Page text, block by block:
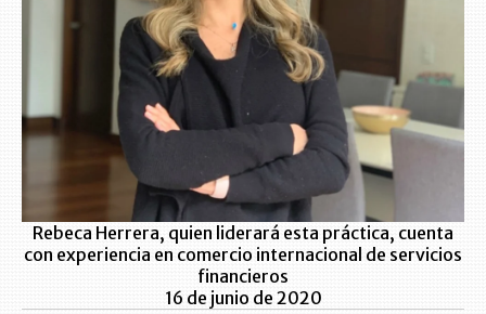
Rebeca Herrera, quien liderará esta práctica, cuenta
con experiencia en comercio internacional de servicios
financieros
16 de junio de 2020